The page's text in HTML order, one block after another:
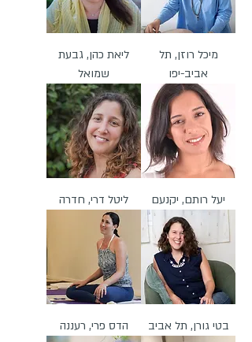
מיכל רוזן, תל
אביב-יפו
ליאת כהן, גבעת
שמואל
יעל רותם, יקנעם ליטל דרי, חדרה
בטי גורן, תל אביב הדס פרי, רעננה